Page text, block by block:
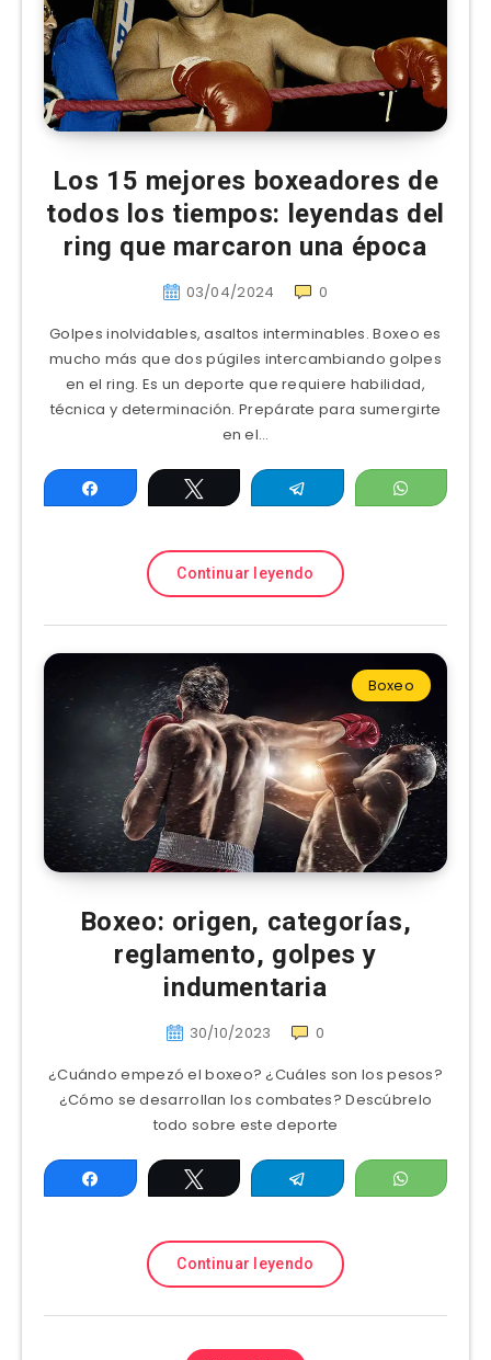
Los 15 mejores boxeadores de
todos los tiempos: leyendas del
ring que marcaron una época
03/04/2024
0
Golpes inolvidables, asaltos interminables. Boxeo es
mucho más que dos púgiles intercambiando golpes
en el ring. Es un deporte que requiere habilidad,
técnica y determinación. Prepárate para sumergirte
en el…
Compartir Twittear Telegram
Continuar leyendo
Boxeo
Boxeo: origen, categorías,
reglamento, golpes y
indumentaria
30/10/2023
0
¿Cuándo empezó el boxeo? ¿Cuáles son los pesos?
¿Cómo se desarrollan los combates? Descúbrelo
todo sobre este deporte
Compartir Twittear Telegram
Continuar leyendo